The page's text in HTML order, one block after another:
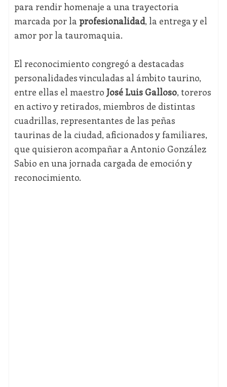
para rendir homenaje a una trayectoria
marcada por la profesionalidad, la entrega y el
amor por la tauromaquia.
El reconocimiento congregó a destacadas
personalidades vinculadas al ámbito taurino,
entre ellas el maestro José Luis Galloso, toreros
en activo y retirados, miembros de distintas
cuadrillas, representantes de las peñas
taurinas de la ciudad, aficionados y familiares,
que quisieron acompañar a Antonio González
Sabio en una jornada cargada de emoción y
reconocimiento.